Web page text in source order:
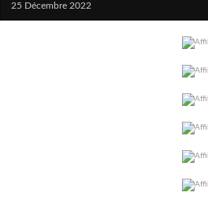
25 Décembre 2022